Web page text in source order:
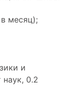
месяц);
и
0.2